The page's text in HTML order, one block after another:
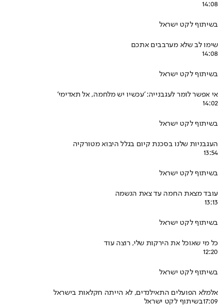
14:08
בשיתוף לקט ישראל
שימו לב שלא מערבבים אתכם
14:08
בשיתוף לקט ישראל
אי אפשר לומר לעגבנייה: 'עכשיו יש מלחמה, אל תאדימי'
14:02
בשיתוף לקט ישראל
העגבניות שלנו בסכנת קיום בגלל היבוא מטורקיה
13:54
בשיתוף לקט ישראל
עובד מצאת החמה עד צאת הנשמה
13:13
בשיתוף לקט ישראל
כל מי שאוכל את הירקות שלי, רוצה עוד
12:20
בשיתוף לקט ישראל
אלמלא הפועלים התאילנדים, לא הייתה חקלאות בישראל
17:09בשיתוף לקט ישראל